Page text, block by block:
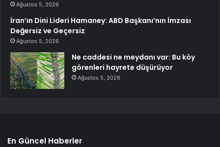
Ağustos 5, 2026
İran’ın Dini Lideri Hamaney: ABD Başkanı’nın İmzası
Değersiz ve Geçersiz
Ağustos 5, 2026
Ne caddesi ne meydanı var: Bu köy
görenleri hayrete düşürüyor
Ağustos 5, 2026
En Güncel Haberler